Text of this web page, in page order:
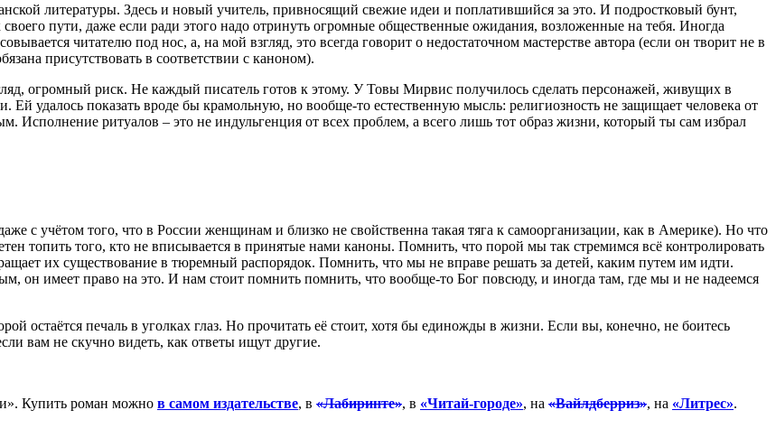
литературы. Здесь и новый учитель, привносящий свежие идеи и поплатившийся за это. И подростковый бунт,
пути, даже если ради этого надо отринуть огромные общественные ожидания, возложенные на тебя. Иногда
читателю под нос, а, на мой взгляд, это всегда говорит о недостаточном мастерстве автора (если он творит не в
присутствовать в соответствии с каноном).
огромный риск. Не каждый писатель готов к этому. У Товы Мирвис получилось сделать персонажей, живущих в
удалось показать вроде бы крамольную, но вообще-то естественную мысль: религиозность не защищает человека от
Исполнение ритуалов – это не индульгенция от всех проблем, а всего лишь тот образ жизни, который ты сам избрал
с учётом того, что в России женщинам и близко не свойственна такая тяга к самоорганизации, как в Америке). Но что
топить того, кто не вписывается в принятые нами каноны. Помнить, что порой мы так стремимся всё контролировать
их существование в тюремный распорядок. Помнить, что мы не вправе решать за детей, каким путем им идти.
он имеет право на это. И нам стоит помнить помнить, что вообще-то Бог повсюду, и иногда там, где мы и не надеемся
остаётся печаль в уголках глаз. Но прочитать её стоит, хотя бы единожды в жизни. Если вы, конечно, не боитесь
вам не скучно видеть, как ответы ищут другие.
Купить роман можно в самом издательстве, в «Лабиринте», в «Читай-городе», на «Вайлдберриз», на «Литрес».